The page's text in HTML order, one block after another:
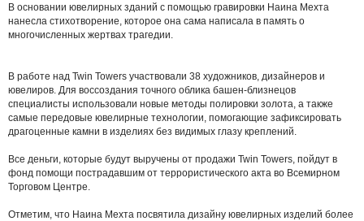
В основании ювелирных зданий с помощью гравировки Наина Мехта
нанесла стихотворение, которое она сама написала в память о
многочисленных жертвах трагедии.
В работе над Twin Towers участвовали 38 художников, дизайнеров и
ювелиров. Для воссоздания точного облика башен-близнецов
специалисты использовали новые методы полировки золота, а также
самые передовые ювелирные технологии, помогающие зафиксировать
драгоценные камни в изделиях без видимых глазу креплений.
Все деньги, которые будут выручены от продажи Twin Towers, пойдут в
фонд помощи пострадавшим от террористического акта во Всемирном
Торговом Центре.
Отметим, что Наина Мехта посвятила дизайну ювелирных изделий более